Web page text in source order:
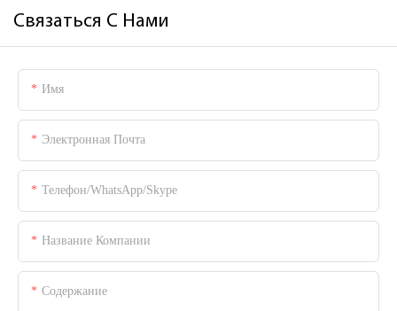
Связаться С Нами
Имя
Электронная Почта
Телефон/WhatsApp/Skype
Название Компании
Содержание